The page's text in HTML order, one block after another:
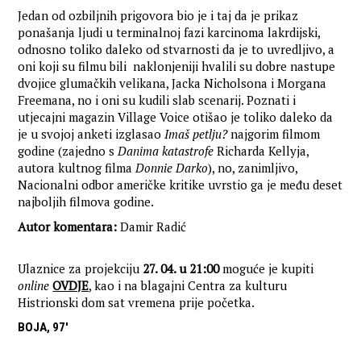
Jedan od ozbiljnih prigovora bio je i taj da je prikaz
ponašanja ljudi u terminalnoj fazi karcinoma lakrdijski,
odnosno toliko daleko od stvarnosti da je to uvredljivo, a
oni koji su filmu bili naklonjeniji hvalili su dobre nastupe
dvojice glumačkih velikana, Jacka Nicholsona i Morgana
Freemana, no i oni su kudili slab scenarij. Poznati i
utjecajni magazin Village Voice otišao je toliko daleko da
je u svojoj anketi izglasaoImaš petlju?najgorim filmom
godine (zajedno sDanima katastrofe Richarda Kellyja,
autora kultnog filmaDonnie Darko), no, zanimljivo,
Nacionalni odbor američke kritike uvrstio ga je među deset
najboljih filmova godine.
Autor komentara: Damir Radić
Ulaznice za projekciju 27. 04. u 21:00moguće je kupiti
onlineOVDJE, kao i na blagajni Centra za kulturu
Histrionski dom sat vremena prije početka.
BOJA, 97'